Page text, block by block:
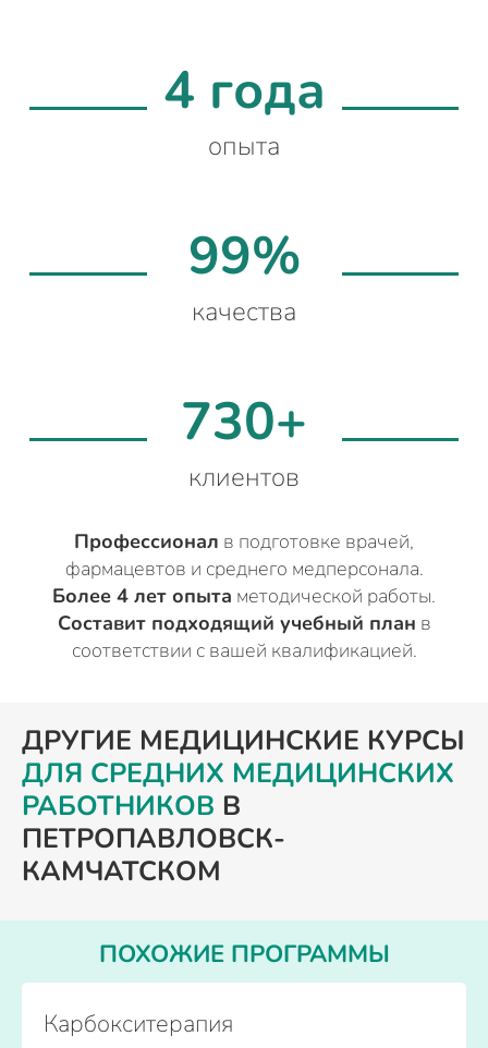
4 года
опыта
99%
качества
730+
клиентов
Профессионал в подготовке врачей,
фармацевтов и среднего медперсонала.
Более 4 лет опыта методической работы.
Составит подходящий учебный план в
соответствии с вашей квалификацией.
ДРУГИЕ МЕДИЦИНСКИЕ КУРСЫ
ДЛЯ СРЕДНИХ МЕДИЦИНСКИХ
РАБОТНИКОВ В
ПЕТРОПАВЛОВСК-
КАМЧАТСКОМ
ПОХОЖИЕ ПРОГРАММЫ
Карбокситерапия